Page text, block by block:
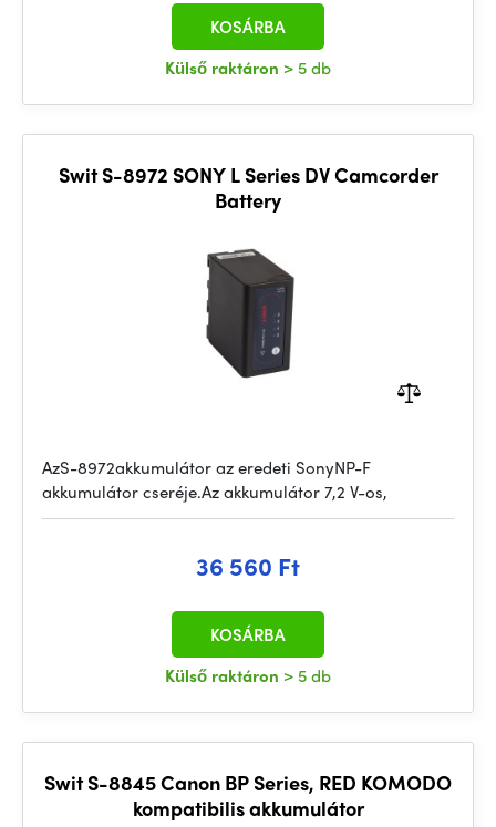
Külső raktáron > 5 db
KOSÁRBA
Swit S-8972 SONY L Series DV Camcorder
Battery
AzS-8972akkumulátor az eredeti SonyNP-F
akkumulátor cseréje.Az akkumulátor 7,2 V-os,
36 560 Ft
Külső raktáron > 5 db
KOSÁRBA
Swit S-8845 Canon BP Series, RED KOMODO
kompatibilis akkumulátor